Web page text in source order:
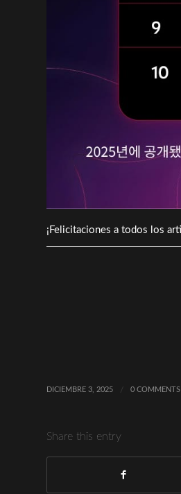
¡Felicitaciones a todos los
DICIEMBRE 3, 2025 / 0 COMMENTS
Share this entry